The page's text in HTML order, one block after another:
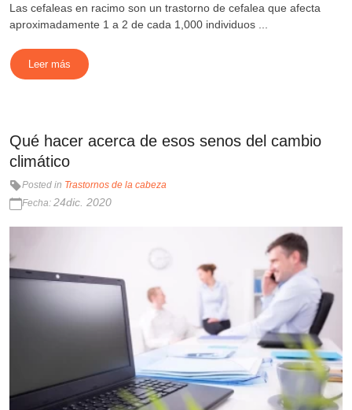
Las cefaleas en racimo son un trastorno de cefalea que afecta
aproximadamente 1 a 2 de cada 1,000 individuos ...
Leer más
Qué hacer acerca de esos senos del cambio
climático
Posted in Trastornos de la cabeza
Fecha: 24dic. 2020